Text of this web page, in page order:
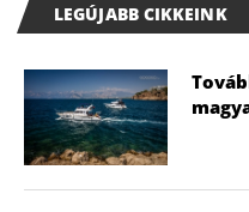
LEGÚJABB CIKKEINK